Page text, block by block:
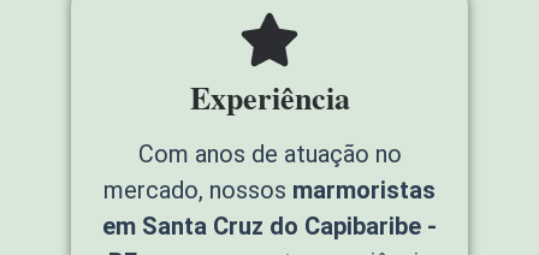
Experiência
Com anos de atuação no
mercado, nossos marmoristas
em Santa Cruz do Capibaribe -